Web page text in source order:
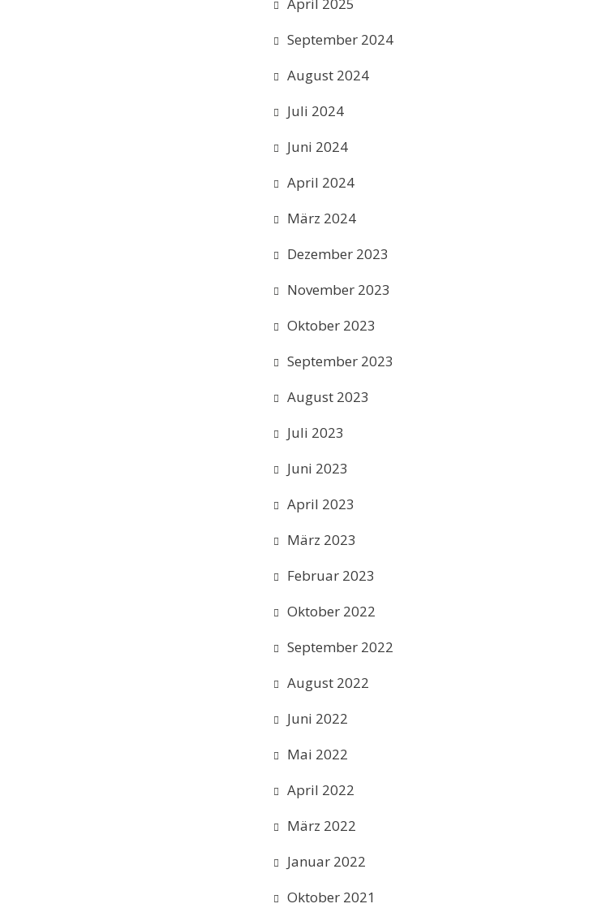
September 2024
August 2024
Juli 2024
Juni 2024
April 2024
März 2024
Dezember 2023
November 2023
Oktober 2023
September 2023
August 2023
Juli 2023
Juni 2023
April 2023
März 2023
Februar 2023
Oktober 2022
September 2022
August 2022
Juni 2022
Mai 2022
April 2022
März 2022
Januar 2022
Oktober 2021